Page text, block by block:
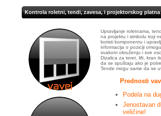
Kontrola roletni, tendi, zavesa, i projektorskog platna
Upravljanje roletnama,
na projektu i simbolu koji
koristi komponentu i
informacija o poziciji
svakom okruženju i sve
Dizalica za teret, lift, kran
da se spuštaju ako je
Tende mogu same da se
Prednosti
Podela na
Jenostavan
veličine!